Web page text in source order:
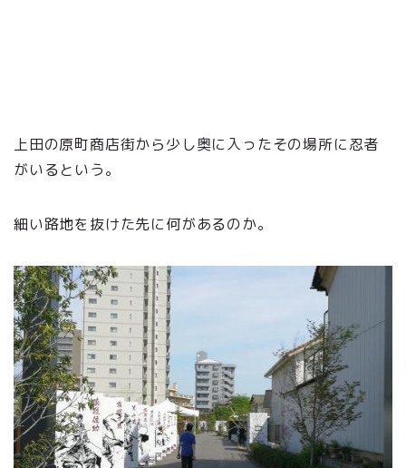
上田の原町商店街から少し奥に入ったその場所に忍者
がいるという。
細い路地を抜けた先に何があるのか。